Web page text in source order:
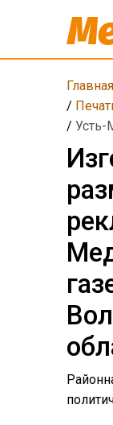
Главная
/
/Усть-